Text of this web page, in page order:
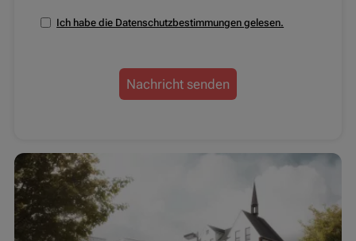
Ich habe die Datenschutzbestimmungen gelesen.
Nachricht senden